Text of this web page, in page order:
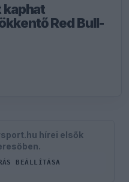
kaphat
Red Bull-
hírei elsők
BEÁLLÍTÁSA